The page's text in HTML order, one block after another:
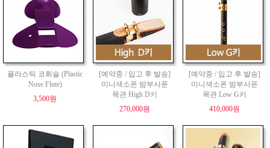
플라스틱 코휘슬 (Plastic
Nose Flute)
3,500원
[예약중 / 입고 후 발송]
미니색소폰 밤부사푼
목관 High D키
270,000원
[예약중 / 입고 후 발송]
미니색소폰 밤부사푼
목관 Low G키
410,000원